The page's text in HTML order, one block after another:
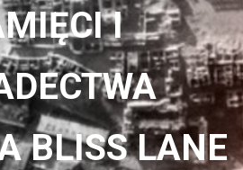
I
BLISS LANE